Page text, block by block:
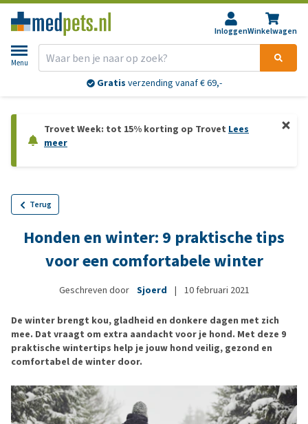
InloggenWinkelwagen
Menu
Gratis verzending vanaf € 69,-
Trovet Week: tot 15% korting op Trovet Lees
meer
Terug
Honden en winter: 9 praktische tips
voor een comfortabele winter
Geschreven door Sjoerd | 10 februari 2021
De winter brengt kou, gladheid en donkere dagen met zich
mee. Dat vraagt om extra aandacht voor je hond. Met deze 9
praktische wintertips help je jouw hond veilig, gezond en
comfortabel de winter door.